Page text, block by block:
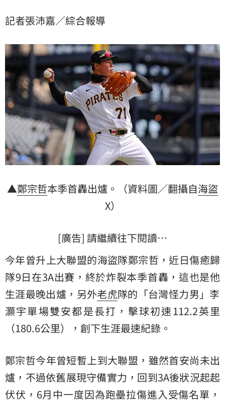
記者張沛嘉／綜合報導
▲鄭宗哲本季首轟出爐。（資料圖／翻攝自海盜
X）
[廣告] 請繼續往下閱讀…
今年曾升上大聯盟的海盜隊鄭宗哲，近日傷癒歸
隊9日在3A出賽，終於炸裂本季首轟，這也是他
生涯最晚出爐，另外老虎隊的「台灣怪力男」 李
灝宇單場雙安都是長打，擊球初速112.2英里
（180.6公里），創下生涯最速紀錄。
鄭宗哲今年曾短暫上到大聯盟，雖然首安尚未出
爐，不過依舊展現守備實力，回到3A後狀況起起
伏伏，6月中一度因為跑壘拉傷進入受傷名單，